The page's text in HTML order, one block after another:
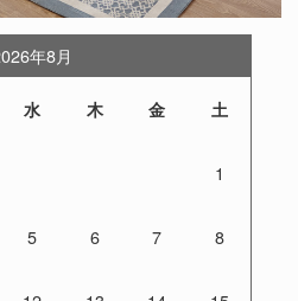
年8月
水 木 金 土
1
5 6 7 8